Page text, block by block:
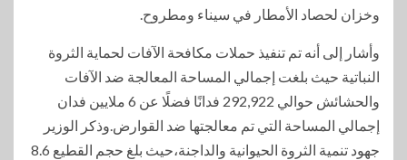
وخزان لحصاد الأمطار في سيناء ومطروح.
وأشار إلى أنه تم تنفيذ حملات مكافحة الآفات لحماية الثروة
النباتية حيث بلغت إجمالي المساحة المعالجة ضد الآفات
والحشائش حوالي 292,922 فدانًا فضلًا عن 6 ملايين فدان
إجمالي المساحة التي تم معالجتها ضد القوارض.وذكر الوزير
جهود تنمية الثروة الحيوانية والداجنة،حيث بلغ حجم القطيع 8.6